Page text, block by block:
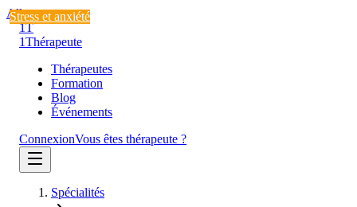
Aller au contenu
1T
1Thérapeute
Thérapeutes
Formation
Blog
Événements
ConnexionVous êtes thérapeute ?
Spécialités
Stress et anxiété
Stress et anxiété
Stress et anxiété